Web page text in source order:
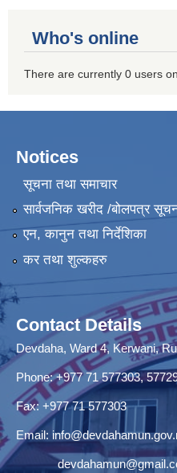
Who's online
There are currently 0 users
Notices
सूचना तथा समाचार
सार्वजनिक खरीद /बोलपत्र
एन, कानुन तथा निर्देशिका
कर तथा शुल्कहरु
Contact Details
Devdaha, Ward 4, Kerwani,
Phone: +977 71 577303,
Fax: +977 71 577303
Email: